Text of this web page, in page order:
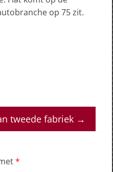
op 75 zit.
tweede fabriek →
*